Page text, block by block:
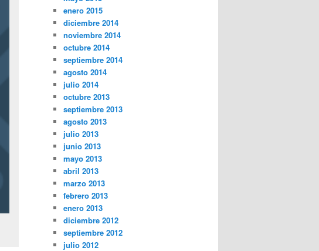
enero 2015
diciembre 2014
noviembre 2014
octubre 2014
septiembre 2014
agosto 2014
julio 2014
octubre 2013
septiembre 2013
agosto 2013
julio 2013
junio 2013
mayo 2013
abril 2013
marzo 2013
febrero 2013
enero 2013
diciembre 2012
septiembre 2012
julio 2012